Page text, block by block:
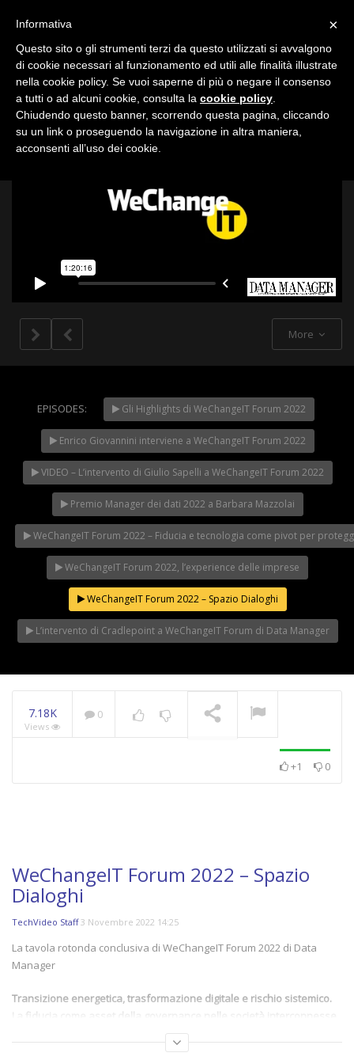
All
More
NOW PLAYING
WeChangeIT Forum
2023 – Il Made in Italy
secondo Giulio Sapelli
EPISODES: Gli Highlights di WeChangeIT Forum 2022
Enrico Giovannini interviene a WeChangeIT Forum 2022
VIDEO – L’intervento di Giulio Sapelli a WeChangeIT Forum 2022
Premio Manager dei dati 2022 a Barbara Mazzolai
WeChangeIT Forum 2022 – Fiducia e tecnologia come pivot per
WeChangeIT Forum 2022, l’experience delle imprese
WeChangeIT Forum 2022 – Spazio Dialoghi
L’intervento di Cradlepoint a WeChangeIT Forum di Data Manager
7.18K
Views
0
+1 0
WeChangeIT Forum 2022 – Spazio
Dialoghi
TechVideo Staff 3 Novembre 2022 14:25
La tavola rotonda conclusiva di WeChangeIT Forum 2022 di Data
Manager
Transizione energetica, trasformazione digitale e rischio sistemico.
La fiducia come asset della governance nelle società interconnesse
e interdipendenti. Come gestire il cambiamento dentro e fuori le
imprese verso un nuovo modello di sviluppo sostenibile
×
Informativa
Questo sito o gli strumenti terzi da questo utilizzati si avvalgono
di cookie necessari al funzionamento ed utili alle finalità illustrate
nella cookie policy. Se vuoi saperne di più o negare il consenso
a tutti o ad alcuni cookie, consulta la cookie policy
Chiudendo questo banner, scorrendo questa pagina, cliccando
su un link o proseguendo la navigazione in altra maniera,
acconsenti all’uso dei cookie.